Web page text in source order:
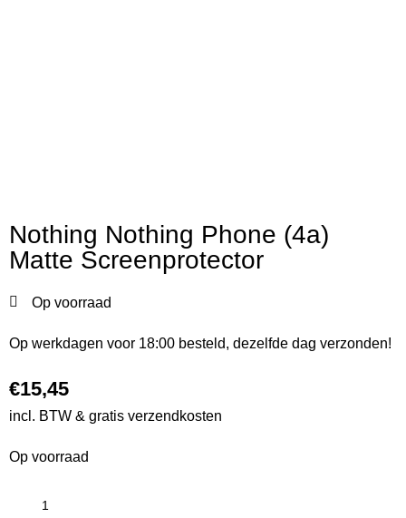
Nothing Nothing Phone (4a)
Matte Screenprotector
Op voorraad
Op werkdagen voor 18:00 besteld, dezelfde dag verzonden!
€15,45
incl. BTW & gratis verzendkosten
Op voorraad